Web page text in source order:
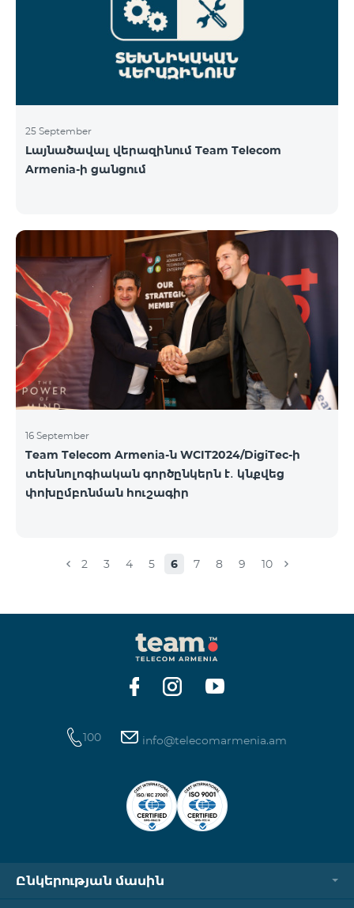
25 September
Լայնածավալ վերազինում Team Telecom
Armenia-ի ցանցում
16 September
Team Telecom Armenia-ն WCIT2024/DigiTec-ի
տեխնոլոգիական գործընկերն է․ կնքվեց
փոխըմբռնման հուշագիր
2 3 4 5 6 7 8 9 10
100 info@telecomarmenia.am
Ընկերության մասին